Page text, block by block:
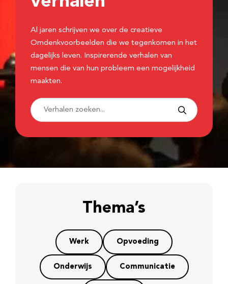
Al jaren schrijven we over de creatieve
Omdenkvoorbeelden die we tegenkomen in het
dagelijks leven. Inspirerende verhalen van
mensen die van hun probleem een mogelijkheid
maakten.
Thema’s
Werk Opvoeding
Onderwijs Communicatie